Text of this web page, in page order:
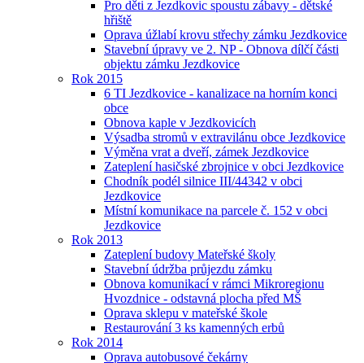
Pro děti z Jezdkovic spoustu zábavy - dětské
hřiště
Oprava úžlabí krovu střechy zámku Jezdkovice
Stavební úpravy ve 2. NP - Obnova dílčí části
objektu zámku Jezdkovice
Rok 2015
6 TI Jezdkovice - kanalizace na horním konci
obce
Obnova kaple v Jezdkovicích
Výsadba stromů v extravilánu obce Jezdkovice
Výměna vrat a dveří, zámek Jezdkovice
Zateplení hasičské zbrojnice v obci Jezdkovice
Chodník podél silnice III/44342 v obci
Jezdkovice
Místní komunikace na parcele č. 152 v obci
Jezdkovice
Rok 2013
Zateplení budovy Mateřské školy
Stavební údržba průjezdu zámku
Obnova komunikací v rámci Mikroregionu
Hvozdnice - odstavná plocha před MŠ
Oprava sklepu v mateřské škole
Restaurování 3 ks kamenných erbů
Rok 2014
Oprava autobusové čekárny